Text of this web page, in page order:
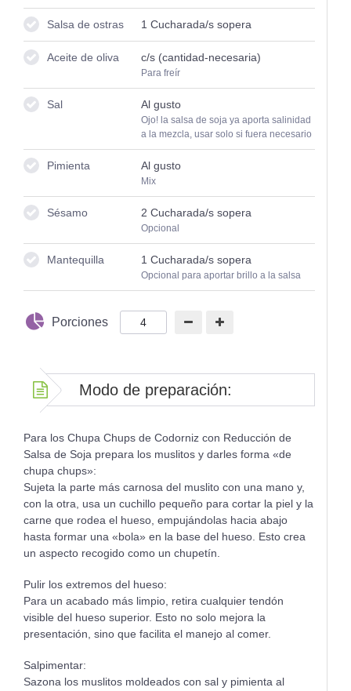
Salsa de ostras 1 Cucharada/s sopera
Aceite de oliva c/s (cantidad-necesaria)
Para freír
Sal Al gusto
Ojo! la salsa de soja ya aporta salinidad
a la mezcla, usar solo si fuera necesario
Pimienta Al gusto
Mix
Sésamo 2 Cucharada/s sopera
Opcional
Mantequilla 1 Cucharada/s sopera
Opcional para aportar brillo a la salsa
Porciones
Modo de preparación:
Para los Chupa Chups de Codorniz con Reducción de
Salsa de Soja prepara los muslitos y darles forma «de
chupa chups»:
Sujeta la parte más carnosa del muslito con una mano y,
con la otra, usa un cuchillo pequeño para cortar la piel y la
carne que rodea el hueso, empujándolas hacia abajo
hasta formar una «bola» en la base del hueso. Esto crea
un aspecto recogido como un chupetín.
Pulir los extremos del hueso:
Para un acabado más limpio, retira cualquier tendón
visible del hueso superior. Esto no solo mejora la
presentación, sino que facilita el manejo al comer.
Salpimentar:
Sazona los muslitos moldeados con sal y pimienta al